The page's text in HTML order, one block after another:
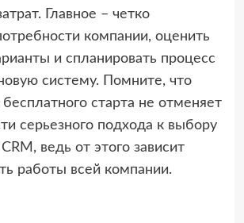
Главное – четко
компании, оценить
и спланировать процесс
систему. Помните, что
старта не отменяет
серьезного подхода к выбору
ведь от этого зависит
работы всей компании.